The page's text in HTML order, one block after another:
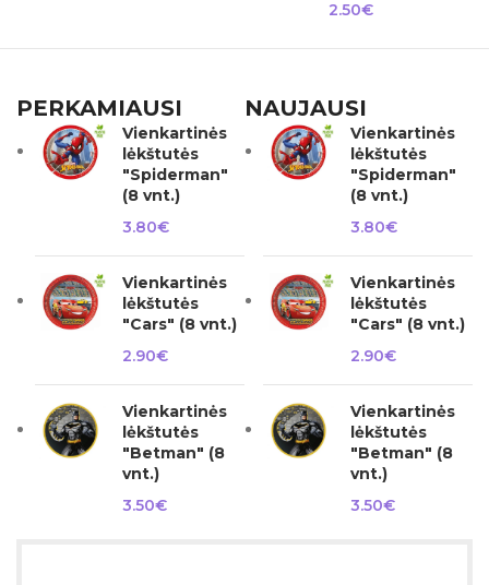
2.50€
PERKAMIAUSI
Vienkartinės
lėkštutės
"Spiderman"
(8 vnt.)
3.80€
Vienkartinės
lėkštutės
"Cars" (8 vnt.)
2.90€
Vienkartinės
lėkštutės
"Betman" (8
vnt.)
3.50€
NAUJAUSI
Vienkartinės
lėkštutės
"Spiderman"
(8 vnt.)
3.80€
Vienkartinės
lėkštutės
"Cars" (8 vnt.)
2.90€
Vienkartinės
lėkštutės
"Betman" (8
vnt.)
3.50€